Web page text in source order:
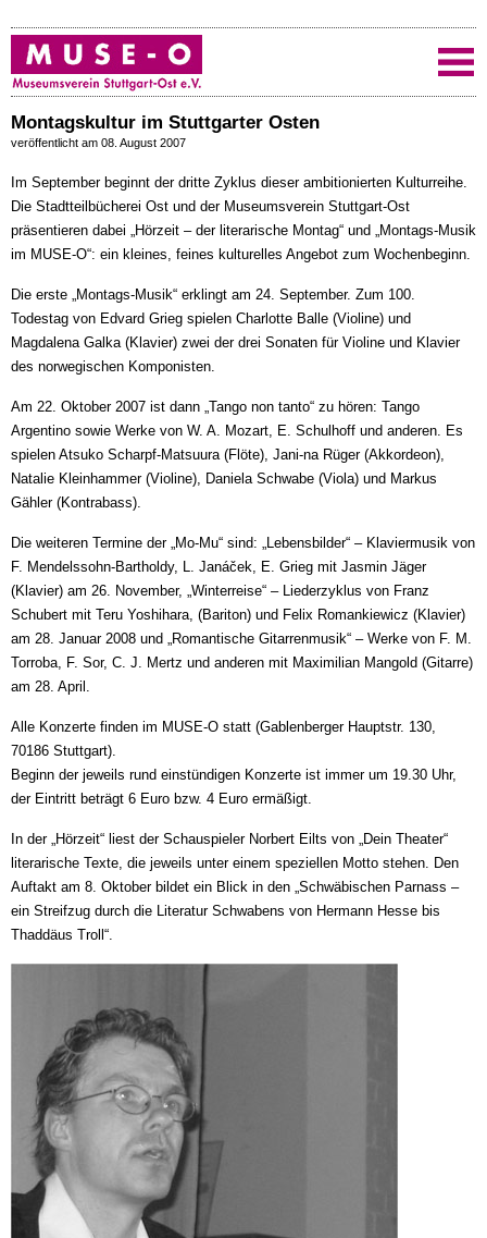
Montagskultur im Stuttgarter Osten
veröffentlicht am 08. August 2007
Im September beginnt der dritte Zyklus dieser ambitionierten Kulturreihe.
Die Stadtteilbücherei Ost und der Museumsverein Stuttgart-Ost
präsentieren dabei „Hörzeit – der literarische Montag“ und „Montags-Musik
im MUSE-O“: ein kleines, feines kulturelles Angebot zum Wochenbeginn.
Die erste „Montags-Musik“ erklingt am 24. September. Zum 100.
Todestag von Edvard Grieg spielen Charlotte Balle (Violine) und
Magdalena Galka (Klavier) zwei der drei Sonaten für Violine und Klavier
des norwegischen Komponisten.
Am 22. Oktober 2007 ist dann „Tango non tanto“ zu hören: Tango
Argentino sowie Werke von W. A. Mozart, E. Schulhoff und anderen. Es
spielen Atsuko Scharpf-Matsuura (Flöte), Jani-na Rüger (Akkordeon),
Natalie Kleinhammer (Violine), Daniela Schwabe (Viola) und Markus
Gähler (Kontrabass).
Die weiteren Termine der „Mo-Mu“ sind: „Lebensbilder“ – Klaviermusik von
F. Mendelssohn-Bartholdy, L. Janáček, E. Grieg mit Jasmin Jäger
(Klavier) am 26. November, „Winterreise“ – Liederzyklus von Franz
Schubert mit Teru Yoshihara, (Bariton) und Felix Romankiewicz (Klavier)
am 28. Januar 2008 und „Romantische Gitarrenmusik“ – Werke von F. M.
Torroba, F. Sor, C. J. Mertz und anderen mit Maximilian Mangold (Gitarre)
am 28. April.
Alle Konzerte finden im MUSE-O statt (Gablenberger Hauptstr. 130,
70186 Stuttgart).
Beginn der jeweils rund einstündigen Konzerte ist immer um 19.30 Uhr,
der Eintritt beträgt 6 Euro bzw. 4 Euro ermäßigt.
In der „Hörzeit“ liest der Schauspieler Norbert Eilts von „Dein Theater“
literarische Texte, die jeweils unter einem speziellen Motto stehen. Den
Auftakt am 8. Oktober bildet ein Blick in den „Schwäbischen Parnass –
ein Streifzug durch die Literatur Schwabens von Hermann Hesse bis
Thaddäus Troll“.